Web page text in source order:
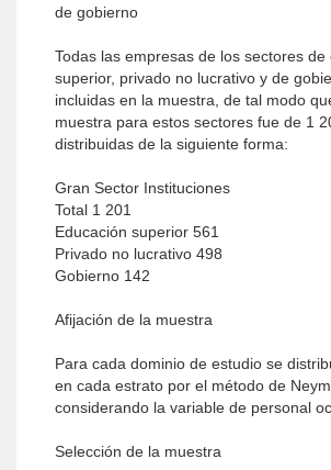
de gobierno
Todas las empresas de los sectores de
superior, privado no lucrativo y de
incluidas en la muestra, de tal modo
muestra para estos sectores fue de 1
distribuidas de la siguiente forma:
Gran Sector Instituciones
Total 1 201
Educación superior 561
Privado no lucrativo 498
Gobierno 142
Afijación de la muestra
Para cada dominio de estudio se
en cada estrato por el método de
considerando la variable de personal
Selección de la muestra